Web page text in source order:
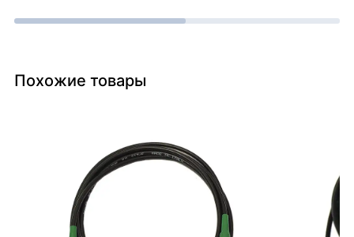
Похожие товары